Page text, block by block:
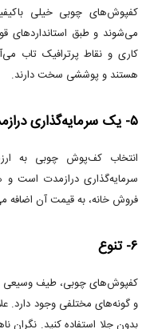
کفپوش‌های چوبی خیلی
می‌شوند و طبق
کاری و نقاط پرترافیک تاب
هستند و پوششی سخت دارند.
۵- یک سرمایه‌گذاری درازمدت
انتخاب کف‌پوش چوبی به
سرمایه‌گذاری درازمدت است و
فروش خانه، به قیمت آن اضافه
۶- تنوع
کفپوش‌های چوبی، طیف وسیعی از
و گونه‌های مختلفی وجود دارد.
بدون جلا استفاده کنید. نگران